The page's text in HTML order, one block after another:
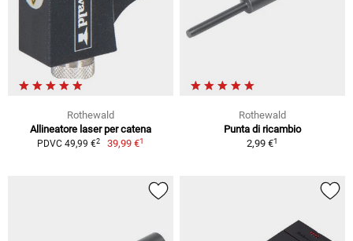
Rothewald
Allineatore laser per catena
PDVC 49,99 €2 39,99 €1
Rothewald
Punta di ricambio
2,99 €1